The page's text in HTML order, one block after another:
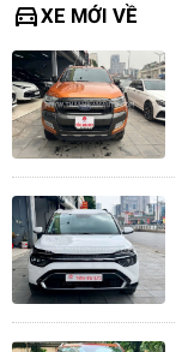
directions_carXE MỚI VỀ